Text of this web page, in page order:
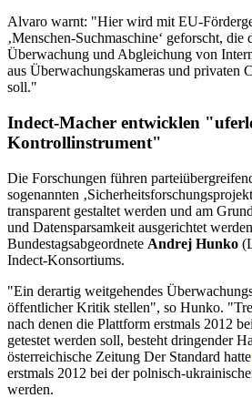
Alvaro warnt: "Hier wird mit EU-
‚Menschen-Suchmaschine‘ geforscht, die
Überwachung und Abgleichung von
aus Überwachungskameras und privaten
soll."
Indect-Macher entwicklen
Kontrollinstrument"
Die Forschungen führen
sogenannten
transparent gestaltet werden und am
und Datensparsamkeit ausgerichtet
Bundestagsabgeordnete Andrej Hunko
Indect-Konsortiums.
"Ein derartig weitgehendes
öffentlicher Kritik stellen", so Hunko.
nach denen die Plattform erstmals 2012
getestet werden soll, besteht dringender
österreichische Zeitung Der Standard hatte
erstmals 2012 bei der polnisch-
werden.